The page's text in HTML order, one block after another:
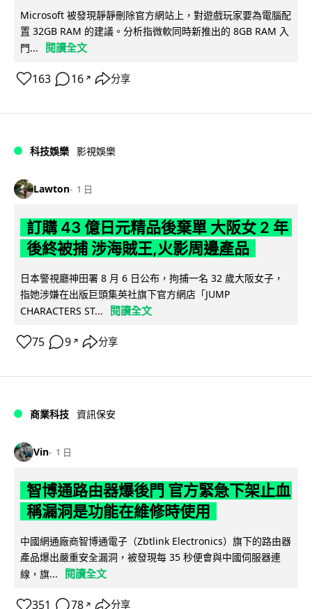
Microsoft 被發現靜靜刪除官方網站上，對遊戲玩家要為電腦配
置 32GB RAM 的建議。分析指微軟同時新推出的 8GB RAM 入
門...
閱讀全文
163 16 ↗ 分享
科技娛樂 影視娛樂
Lawton 1 日
訂購 43 億日元精品後棄單 大阪女 2 年
後終被捕 涉海賊王,火影周邊產品
日本警視廳神田署 8 月 6 日公布，拘捕一名 32 歲大阪女子，
指她涉嫌在出版巨頭集英社旗下官方網店「JUMP
CHARACTERS ST...
閱讀全文
75 9 ↗ 分享
商業科技 資訊保安
Vin 1 日
智博通路由器爆後門 官方緊急下架止血
稱漏洞是功能在維修時使用
中國網通廠商智博通電子（Zbtlink Electronics）旗下的路由器
產品爆出嚴重安全漏洞，被發現每 35 秒便會與中國伺服器連
線，旗...
閱讀全文
351 78 ↗ 分享